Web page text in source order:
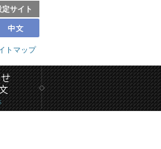
サイト
トマップ